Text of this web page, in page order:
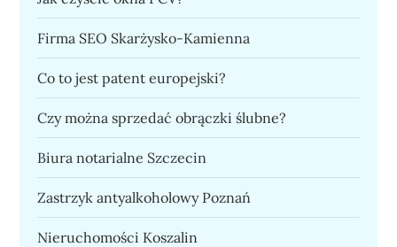
Firma SEO Skarżysko-Kamienna
Co to jest patent europejski?
Czy można sprzedać obrączki ślubne?
Biura notarialne Szczecin
Zastrzyk antyalkoholowy Poznań
Nieruchomości Koszalin